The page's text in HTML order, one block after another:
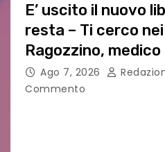
E’ uscito il nuovo
resta – Ti cerco
Ragozzino,
Capua
Ago 7, 2026
Commento